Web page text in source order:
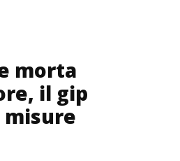
morta
il gip